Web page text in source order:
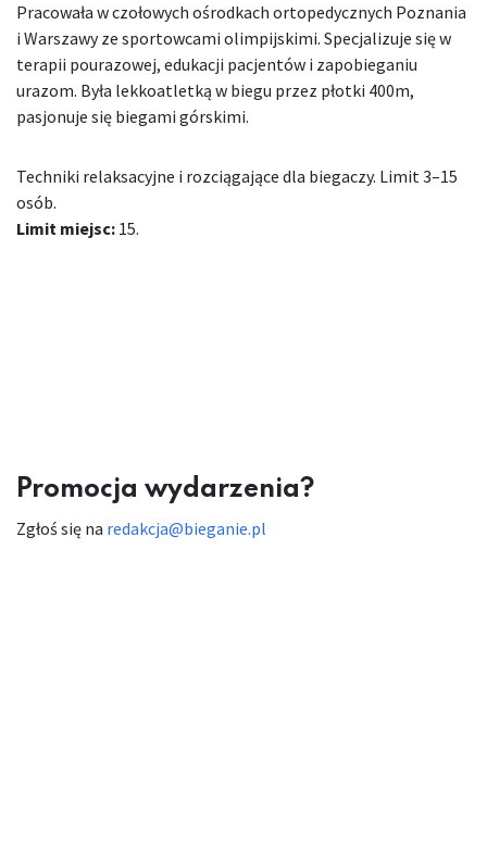
Pracowała w czołowych ośrodkach ortopedycznych Poznania
i Warszawy ze sportowcami olimpijskimi. Specjalizuje się w
terapii pourazowej, edukacji pacjentów i zapobieganiu
urazom. Była lekkoatletką w biegu przez płotki 400m,
pasjonuje się biegami górskimi.
Techniki relaksacyjne i rozciągające dla biegaczy. Limit 3–15
osób.
Limit miejsc: 15.
Promocja wydarzenia?
Zgłoś się na redakcja@bieganie.pl